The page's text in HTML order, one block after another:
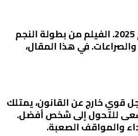
فيلم “الدشاش” هو واحد من أحدث الأعمال السينمائية المصرية التي أثارت ضجة كبيرة في بداية عام 2025. الفيلم من بطولة النجم
في هذا المقال،
قوي خارج عن القانون، يمتلك
للتحول إلى شخص أفضل.
والمواقف الصعبة.